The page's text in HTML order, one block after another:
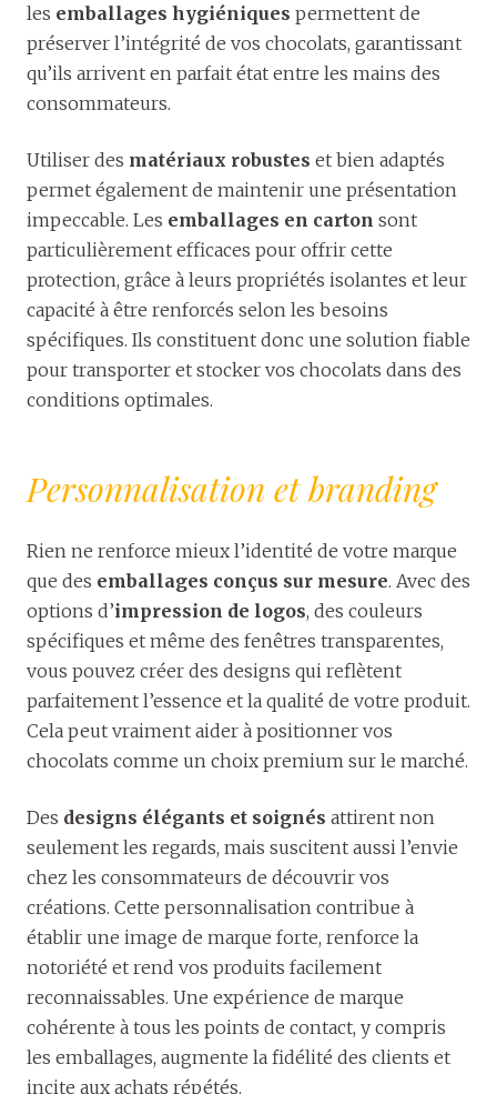
les emballages hygiéniques permettent de
préserver l’intégrité de vos chocolats, garantissant
qu’ils arrivent en parfait état entre les mains des
consommateurs.
Utiliser des matériaux robustes et bien adaptés
permet également de maintenir une présentation
impeccable. Les emballages en carton sont
particulièrement efficaces pour offrir cette
protection, grâce à leurs propriétés isolantes et leur
capacité à être renforcés selon les besoins
spécifiques. Ils constituent donc une solution fiable
pour transporter et stocker vos chocolats dans des
conditions optimales.
Personnalisation et branding
Rien ne renforce mieux l’identité de votre marque
que des emballages conçus sur mesure. Avec des
options d’impression de logos, des couleurs
spécifiques et même des fenêtres transparentes,
vous pouvez créer des designs qui reflètent
parfaitement l’essence et la qualité de votre produit.
Cela peut vraiment aider à positionner vos
chocolats comme un choix premium sur le marché.
Des designs élégants et soignés attirent non
seulement les regards, mais suscitent aussi l’envie
chez les consommateurs de découvrir vos
créations. Cette personnalisation contribue à
établir une image de marque forte, renforce la
notoriété et rend vos produits facilement
reconnaissables. Une expérience de marque
cohérente à tous les points de contact, y compris
les emballages, augmente la fidélité des clients et
incite aux achats répétés.